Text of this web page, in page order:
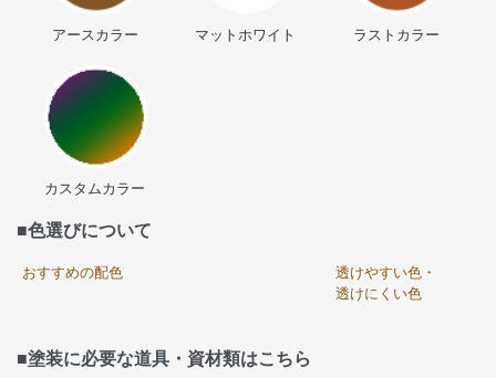
アースカラー マットホワイト ラストカラー
カスタムカラー
■色選びについて
おすすめの配色
透けやすい色・
透けにくい色
■塗装に必要な道具・資材類はこちら